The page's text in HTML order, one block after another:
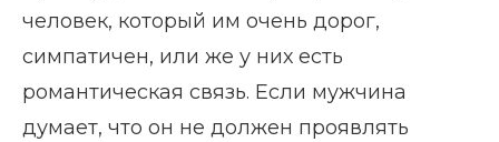
человек, который им очень дорог,
симпатичен, или же у них есть
романтическая связь. Если мужчина
думает, что он не должен проявлять